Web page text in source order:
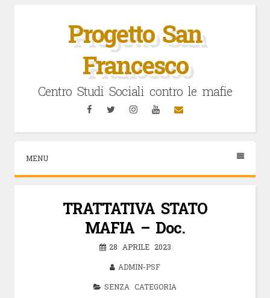
Progetto San
Francesco
Centro Studi Sociali contro le mafie
FacebookTwitterInstagramYouTubeEmail
MENU
TRATTATIVA STATO
MAFIA – Doc.
28 APRILE 2023
ADMIN-PSF
SENZA CATEGORIA